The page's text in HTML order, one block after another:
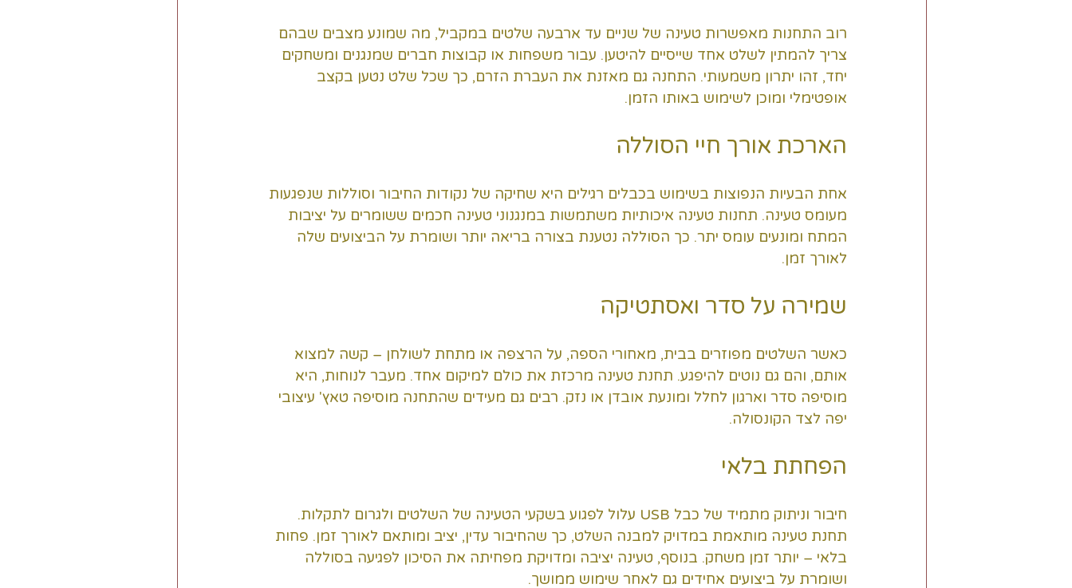
רוב התחנות מאפשרות טעינה של שניים עד ארבעה שלטים במקביל, מה שמונע מצבים שבהם
צריך להמתין לשלט אחד שייסיים להיטען. עבור משפחות או קבוצות חברים שמנגנים ומשחקים
יחד, זהו יתרון משמעותי. התחנה גם מאזנת את העברת הזרם, כך שכל שלט נטען בקצב
אופטימלי ומוכן לשימוש באותו הזמן.
הארכת אורך חיי הסוללה
אחת הבעיות הנפוצות בשימוש בכבלים רגילים היא שחיקה של נקודות החיבור וסוללות שנפגעות
מעומס טעינה. תחנות טעינה איכותיות משתמשות במנגנוני טעינה חכמים ששומרים על יציבות
המתח ומונעים עומס יתר. כך הסוללה נטענת בצורה בריאה יותר ושומרת על הביצועים שלה
לאורך זמן.
שמירה על סדר ואסתטיקה
כאשר השלטים מפוזרים בבית, מאחורי הספה, על הרצפה או מתחת לשולחן – קשה למצוא
אותם, והם גם נוטים להיפגע. תחנת טעינה מרכזת את כולם למיקום אחד. מעבר לנוחות, היא
מוסיפה סדר וארגון לחלל ומונעת אובדן או נזק. רבים גם מעידים שהתחנה מוסיפה טאץ' עיצובי
יפה לצד הקונסולה.
הפחתת בלאי
חיבור וניתוק מתמיד של כבל USB עלול לפגוע בשקעי הטעינה של השלטים ולגרום לתקלות.
תחנת טעינה מותאמת במדויק למבנה השלט, כך שהחיבור עדין, יציב ומותאם לאורך זמן. פחות
בלאי – יותר זמן משחק. בנוסף, טעינה יציבה ומדויקת מפחיתה את הסיכון לפגיעה בסוללה
ושומרת על ביצועים אחידים גם לאחר שימוש ממושך.